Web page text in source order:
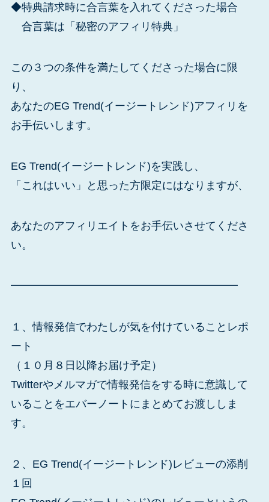
◆特典請求時に合言葉を入れてくださった場合
合言葉は「秘密のアフィリ特典」
この３つの条件を満たしてくださった場合に限
り、
あなたのEG Trend(イージートレンド)アフィリを
お手伝いします。
EG Trend(イージートレンド)を実践し、
「これはいい」と思った方限定にはなりますが、
あなたのアフィリエイトをお手伝いさせてくださ
い。
━━━━━━━━━━━━━━━━━━━━━
１、情報発信でわたしが気を付けていることレポ
ート
（１０月８日以降お届け予定）
Twitterやメルマガで情報発信をする時に意識して
いることをエバーノートにまとめてお渡ししま
す。
２、EG Trend(イージートレンド)レビューの添削
１回